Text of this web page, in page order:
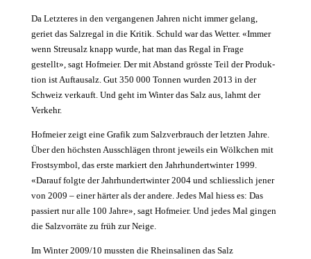
Da Letzteres in den vergangenen Jahren nicht immer gelang,
geriet das Salzregal in die Kritik. Schuld war das Wetter. «Immer
wenn Streusalz knapp wurde, hat man das Regal in Frage
gestellt», sagt Hofmeier. Der mit Abstand grösste Teil der Produk­
tion ist Auftausalz. Gut 350 000 Tonnen wurden 2013 in der
Schweiz verkauft. Und geht im Winter das Salz aus, lahmt der
Verkehr.
Hofmeier zeigt eine Grafik zum Salz­verbrauch der letzten Jahre.
Über den höchsten Ausschlägen thront jeweils ein Wölkchen mit
Frostsymbol, das erste markiert den Jahrhundertwinter 1999.
«Darauf folgte der Jahrhundertwinter 2004 und schliesslich jener
von 2009 – einer härter als der andere. Jedes Mal hiess es: Das
passiert nur alle 100 Jahre», sagt Hofmeier. Und jedes Mal gingen
die Salzvorräte zu früh zur Neige.
Im Winter 2009/10 mussten die Rheinsalinen das Salz